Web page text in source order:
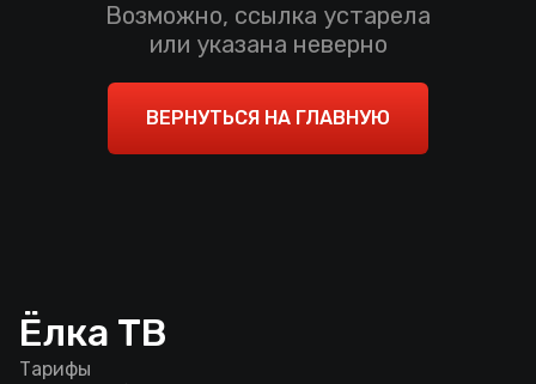
Возможно, ссылка устарела
или указана неверно
ВЕРНУТЬСЯ НА ГЛАВНУЮ
Ёлка ТВ
Тарифы